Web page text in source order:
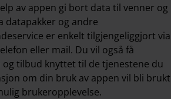
av appen gi bort data til venner og
datapakker og andre
er enkelt tilgjengeliggjort via
eller mail. Du vil også få
tilbud knyttet til de tjenestene du
om din bruk av appen vil bli brukt
brukeropplevelse.